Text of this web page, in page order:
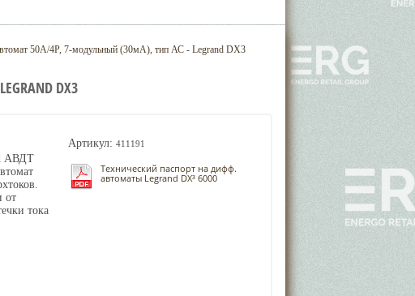
50А/4P, 7-модульный (30мА), тип АС - Legrand DX3
DX3
Артикул: 411191
Технический паспорт на дифф.
автоматы Legrand DX³ 6000
АВДТ
от
тока